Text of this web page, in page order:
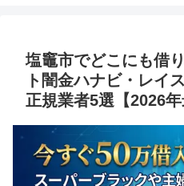
塩竈市でどこにも借
ト闇金ハナビ・レイ
正規業者5選【2026年